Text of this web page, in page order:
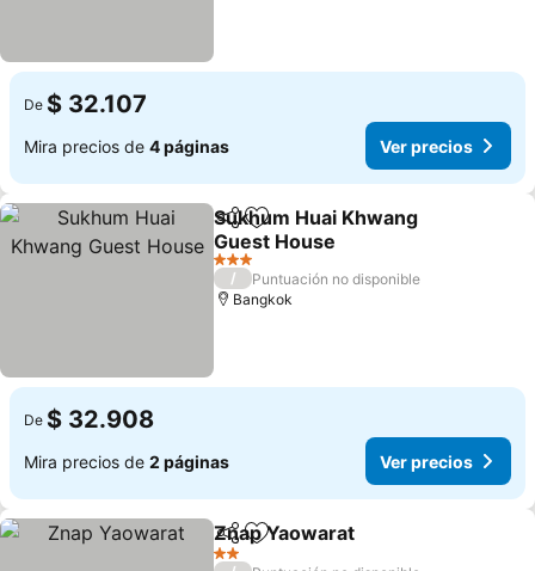
De $ 32.107
Mira precios de 4 páginas Ver precios
CompartirAgregar a favoritos
Sukhum Huai Khwang
Guest House
Ver precios
3 Estrellas
/
Puntuación no disponible
Bangkok
De $ 32.908
Mira precios de 2 páginas Ver precios
CompartirAgregar a favoritos
Znap Yaowarat
2 Estrellas